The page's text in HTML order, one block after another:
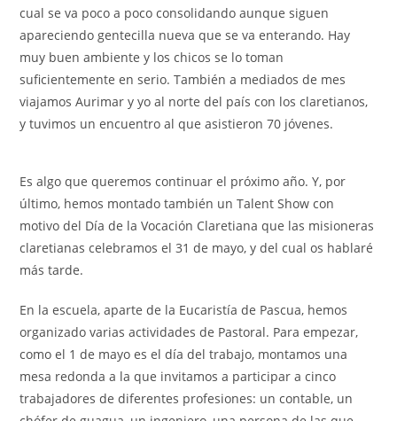
cual se va poco a poco consolidando aunque siguen
apareciendo gentecilla nueva que se va enterando. Hay
muy buen ambiente y los chicos se lo toman
suficientemente en serio. También a mediados de mes
viajamos Aurimar y yo al norte del país con los claretianos,
y tuvimos un encuentro al que asistieron 70 jóvenes.
Es algo que queremos continuar el próximo año. Y, por
último, hemos montado también un Talent Show con
motivo del Día de la Vocación Claretiana que las misioneras
claretianas celebramos el 31 de mayo, y del cual os hablaré
más tarde.
En la escuela, aparte de la Eucaristía de Pascua, hemos
organizado varias actividades de Pastoral. Para empezar,
como el 1 de mayo es el día del trabajo, montamos una
mesa redonda a la que invitamos a participar a cinco
trabajadores de diferentes profesiones: un contable, un